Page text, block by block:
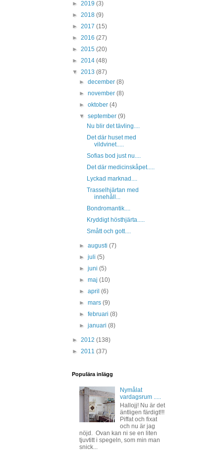
► 2019 (3)
► 2018 (9)
► 2017 (15)
► 2016 (27)
► 2015 (20)
► 2014 (48)
▼ 2013 (87)
►december(8)
►november(8)
►oktober(4)
▼september(9)
Nu blir det tävling....
Det där huset med
vildvinet.....
Sofias bod just nu....
Det där medicinskåpet.....
Lyckad marknad....
Trasselhjärtan med
innehåll...
Bondromantik....
Kryddigt hösthjärta.....
Smått och gott....
►augusti(7)
►juli(5)
►juni(5)
►maj(10)
►april(6)
►mars(9)
►februari(8)
►januari(8)
► 2012 (138)
► 2011 (37)
Populära inlägg
Nymålat
vardagsrum .....
Hallojj! Nu är det
äntligen färdigt!!!
Piffat och fixat
och nu är jag
nöjd. Ovan kan ni se en liten
tjuvtitt i spegeln, som min man
snick...